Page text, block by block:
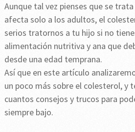
Aunque tal vez pienses que se
afecta solo a los adultos, el
serios tratornos a tu hijo si no
alimentación nutritiva y ana que
desde una edad temprana.
Así que en este artículo
un poco más sobre el colesterol, y
cuantos consejos y trucos para
siempre bajo.